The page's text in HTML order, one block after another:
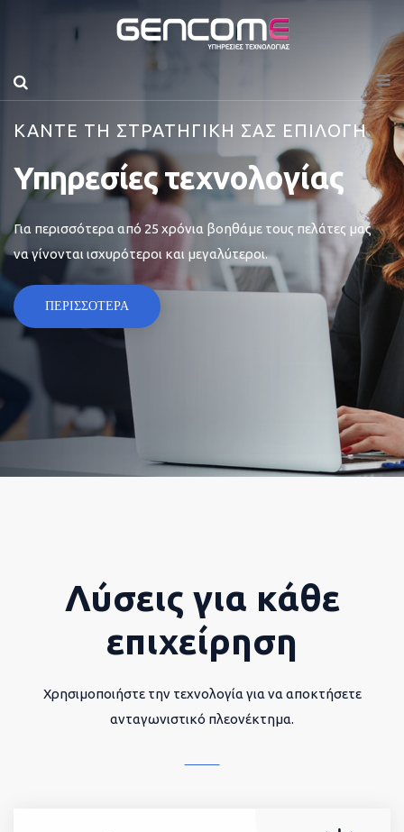
ΚΑΝΤΕ ΤΗ ΣΤΡΑΤΗΓΙΚΗ ΣΑΣ ΕΠΙΛΟΓΗ
Υπηρεσίες τεχνολογίας
Για περισσότερα από 25 χρόνια βοηθάμε τους πελάτες μας
να γίνονται ισχυρότεροι και μεγαλύτεροι.
ΠΕΡΙΣΣΟΤΕΡΑ
Λύσεις για κάθε
επιχείρηση
Χρησιμοποιήστε την τεχνολογία για να αποκτήσετε
ανταγωνιστικό πλεονέκτημα.